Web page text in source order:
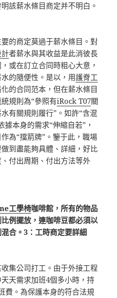
該薪水條目商定并不明白。
的商定莫過于薪水條目。對
計者薪水與其收益是此消彼長
或在訂立合同時粗心大意，
的隨便性。是以，用護脊工
的合同范本，但在薪水條目
規則為“參照有iRock T07關
有關規則履行”。如許“含混
本身的需求“伸縮自若”，
為“擋箭牌”。鑒于此，職場
到盡能夠具體、詳細，好比
付出周期、付出方法等外
工學椅咖啡館，所有的物品
例擺放，連咖啡豆都必須以
合。3：工時商定要詳細
公司打工。由于外接工程
天需求加班4個多小時，持
費。為保護本身的符合法規